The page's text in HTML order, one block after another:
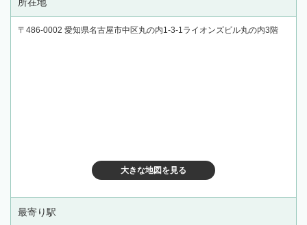
〒486-0002 愛知県名古屋市中区丸の内1-3-1ライオンズビル丸の内3階
大きな地図を見る
最寄り駅